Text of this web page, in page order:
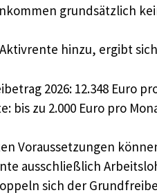
grundsätzlich
hinzu, ergibt
2026: 12.348 Euro
bis zu 2.000 Euro pro
Voraussetzungen
ausschließlich
sich der